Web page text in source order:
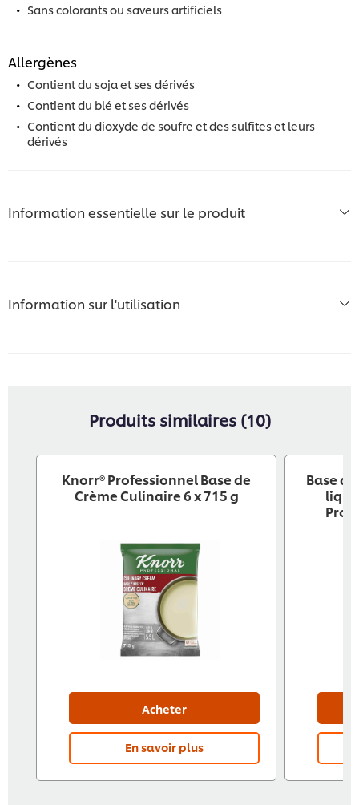
Sans colorants ou saveurs artificiels
Allergènes
Contient du soja et ses dérivés
Contient du blé et ses dérivés
Contient du dioxyde de soufre et des sulfites et leurs
dérivés
Information essentielle sur le produit
Information sur l'utilisation
Produits similaires (10)
Knorr® Professionnel Base de
Crème Culinaire 6 x 715 g
Acheter
En savoir plus
Base